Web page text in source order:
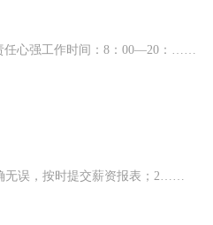
任心强工作时间：8：00—20：……
无误，按时提交薪资报表；​2……